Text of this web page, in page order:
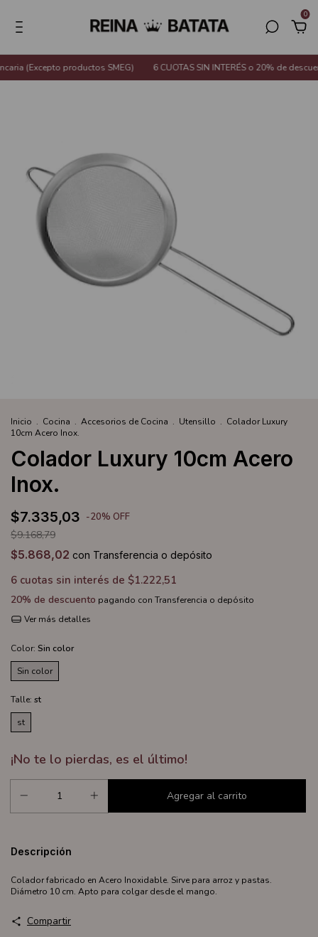
0
(Excepto productos SMEG) 6 CUOTAS SIN INTERÉS o 20% de
Inicio . Cocina . Accesorios de Cocina . Utensillo . Colador Luxury
10cm Acero Inox.
Colador Luxury 10cm Acero
Inox.
$7.335,03 -20% OFF
$9.168,79
$5.868,02 con Transferencia o depósito
6 cuotas sin interés de $1.222,51
20% de descuento pagando con Transferencia o depósito
Ver más detalles
Color: Sin color
Sin color
Talle: st
st
¡No te lo pierdas, es el último!
Descripción
Colador fabricado en Acero Inoxidable. Sirve para arroz y pastas.
Diámetro 10 cm. Apto para colgar desde el mango.
Compartir